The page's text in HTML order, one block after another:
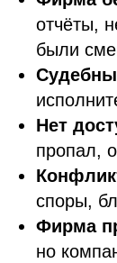
отчёты,
были
Нет
пропал,
споры,
Фирма
но